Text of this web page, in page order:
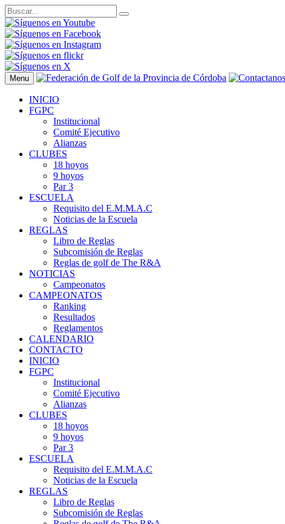
Menu
INICIO
FGPC
Institucional
Comité Ejecutivo
Alianzas
CLUBES
18 hoyos
9 hoyos
Par 3
ESCUELA
Requisito del E.M.M.A.C
Noticias de la Escuela
REGLAS
Libro de Reglas
Subcomisión de Reglas
Reglas de golf de The R&A
NOTICIAS
Campeonatos
CAMPEONATOS
Ranking
Resultados
Reglamentos
CALENDARIO
CONTACTO
INICIO
FGPC
Institucional
Comité Ejecutivo
Alianzas
CLUBES
18 hoyos
9 hoyos
Par 3
ESCUELA
Requisito del E.M.M.A.C
Noticias de la Escuela
REGLAS
Libro de Reglas
Subcomisión de Reglas